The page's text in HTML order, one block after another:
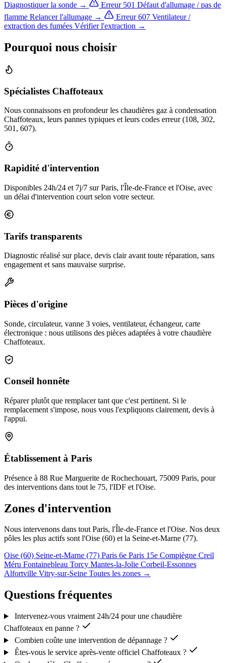
Diagnostiquer la sonde →
Erreur 501 Défaut d'allumage / pas de
flamme Relancer l'allumage → Erreur 607 Ventilateur /
extraction des fumées Vérifier l'extraction →
Pourquoi nous choisir
Spécialistes Chaffoteaux
Nous connaissons en profondeur les chaudières gaz à condensation
Chaffoteaux, leurs pannes typiques et leurs codes erreur (108, 302,
501, 607).
Rapidité d'intervention
Disponibles 24h/24 et 7j/7 sur Paris, l'Île-de-France et l'Oise, avec
un délai d'intervention court selon votre secteur.
Tarifs transparents
Diagnostic réalisé sur place, devis clair avant toute réparation, sans
engagement et sans mauvaise surprise.
Pièces d'origine
Sonde, circulateur, vanne 3 voies, ventilateur, échangeur, carte
électronique : nous utilisons des pièces adaptées à votre chaudière
Chaffoteaux.
Conseil honnête
Réparer plutôt que remplacer tant que c'est pertinent. Si le
remplacement s'impose, nous vous l'expliquons clairement, devis à
l'appui.
Établissement à Paris
Présence à 88 Rue Marguerite de Rochechouart, 75009 Paris, pour
des interventions dans tout le 75, l'IDF et l'Oise.
Zones d'intervention
Nous intervenons dans tout Paris, l'Île-de-France et l'Oise. Nos deux
pôles les plus actifs sont l'Oise (60) et la Seine-et-Marne (77).
Oise (60) Seine-et-Marne (77) Paris 6e Paris 15e Compiègne Creil
Méru Fontainebleau Torcy Mantes-la-Jolie Corbeil-Essonnes
Alfortville Vitry-sur-Seine Toutes les zones →
Questions fréquentes
Intervenez-vous vraiment 24h/24 pour une chaudière
Chaffoteaux en panne ?
Combien coûte une intervention de dépannage ?
Êtes-vous le service après-vente officiel Chaffoteaux ?